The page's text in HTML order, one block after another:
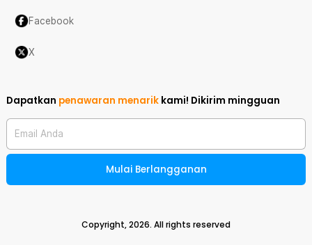
Facebook
X
Dapatkan penawaran menarik kami! Dikirim mingguan
Email Anda
Mulai Berlangganan
Copyright,2026. All rights reserved